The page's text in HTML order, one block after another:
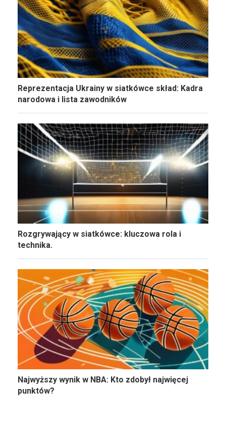
Reprezentacja Ukrainy w siatkówce skład: Kadra
narodowa i lista zawodników
Rozgrywający w siatkówce: kluczowa rola i
technika.
Najwyższy wynik w NBA: Kto zdobył najwięcej
punktów?